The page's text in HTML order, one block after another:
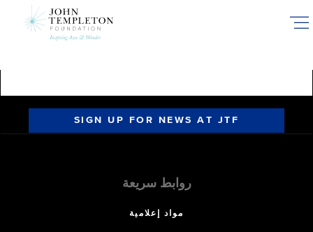
SIGN UP FOR NEWS AT JTF
روابط سريعة
مواد إعلامية